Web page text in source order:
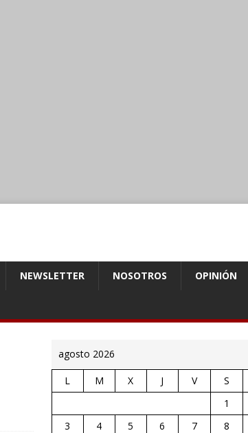
NEWSLETTER NOSOTROS OPINIÓN
agosto 2026
L M X J V S
1
3
4 5 6 7 8